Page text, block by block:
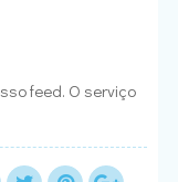
feed. O serviço